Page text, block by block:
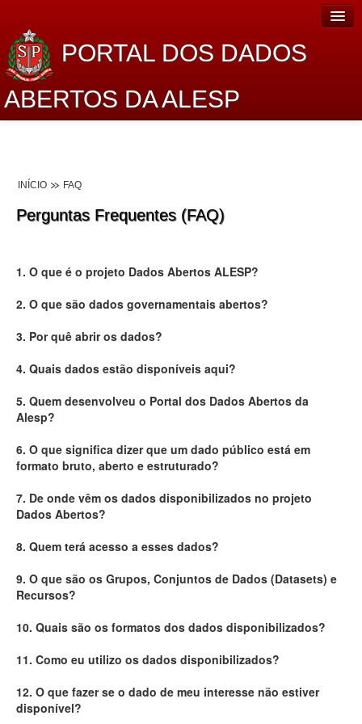
PORTAL DOS DADOS
ABERTOS DA ALESP
Lei de Acesso à Informação
Administração
Legislação
Perguntas frequentes
Contato
INÍCIO FAQ
Perguntas Frequentes (FAQ)
1. O que é o projeto Dados Abertos ALESP?
2. O que são dados governamentais abertos?
3. Por quê abrir os dados?
4. Quais dados estão disponíveis aqui?
5. Quem desenvolveu o Portal dos Dados Abertos da
Alesp?
6. O que significa dizer que um dado público está em
formato bruto, aberto e estruturado?
7. De onde vêm os dados disponibilizados no projeto
Dados Abertos?
8. Quem terá acesso a esses dados?
9. O que são os Grupos, Conjuntos de Dados (Datasets) e
Recursos?
10. Quais são os formatos dos dados disponibilizados?
11. Como eu utilizo os dados disponibilizados?
12. O que fazer se o dado de meu interesse não estiver
disponível?